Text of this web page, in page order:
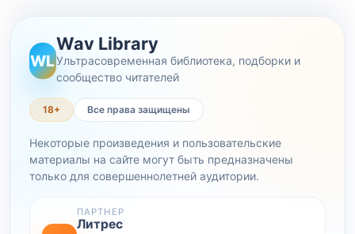
WL
Wav Library
Ультрасовременная библиотека, подборки и
сообщество читателей
18+ Все права защищены
Некоторые произведения и пользовательские
материалы на сайте могут быть предназначены
только для совершеннолетней аудитории.
ПАРТНЕР
Литрес